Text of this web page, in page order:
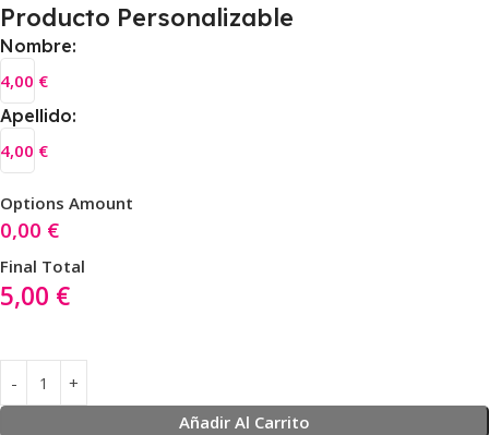
Producto Personalizable
Nombre:
4,00 €
Apellido:
4,00 €
Options Amount
0,00 €
Final Total
5,00 €
Añadir Al Carrito